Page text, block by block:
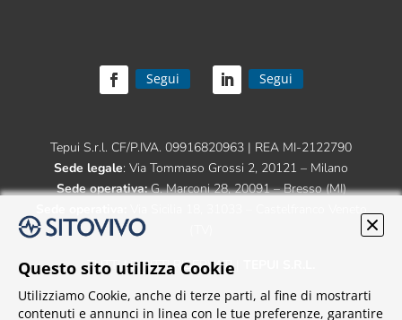
Segui Segui
Tepui S.r.l. CF/P.IVA. 09916820963 | REA MI-2122790
Sede legale: Via Tommaso Grossi 2, 20121 – Milano
Sede operativa:G. Marconi 28, 20091 – Bresso (MI)
Via Sicilia 18, 31033 – Castelfranco Veneto
TUTTI I DIRITTI RISERVATI |
Questo sito utilizza Cookie
Utilizziamo Cookie, anche di terze parti, al fine di mostrarti
contenuti e annunci in linea con le tue preferenze, garantire